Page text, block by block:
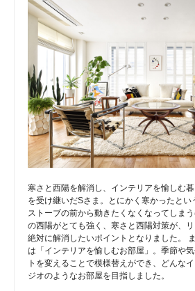
寒さと西陽を解消し、インテリアを愉しむ
を受け継いだSさま。とにかく寒かったとい
ストーブの前から動きたくなくなってしま
の西陽がとても強く、寒さと西陽対策が、
絶対に解消したいポイントとなりました。
は「インテリアを愉しむお部屋」。季節や
トを変えることで模様替えができ、どんな
ジオのようなお部屋を目指しました。